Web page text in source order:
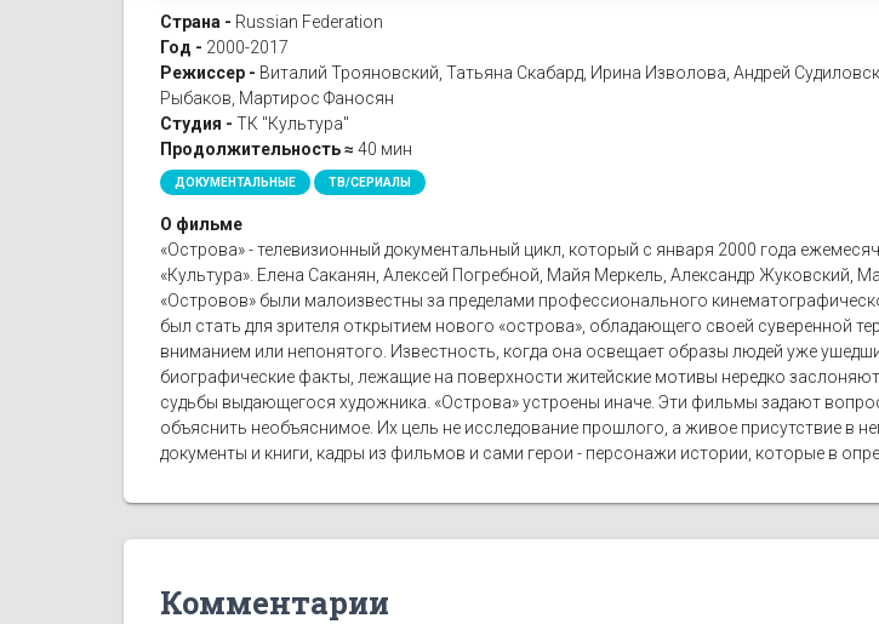
Страна - Russian Federation
Год - 2000-2017
Режиссер - Виталий Трояновский, Татьяна Скабард, Ирина Изволова, Андрей
Рыбаков, Мартирос Фаносян
Студия - ТК "Культура"
Продолжительность ≈ 40 мин
ДОКУМЕНТАЛЬНЫЕ ТВ/СЕРИАЛЫ
О фильме
«Острова» - телевизионный документальный цикл, который с января 2000 года
«Культура». Елена Саканян, Алексей Погребной, Майя Меркель, Александр Жуковский,
«Островов» были малоизвестны за пределами профессионального
был стать для зрителя открытием нового «острова», обладающего своей суверенной
вниманием или непонятого. Известность, когда она освещает образы людей уже
биографические факты, лежащие на поверхности житейские мотивы нередко
судьбы выдающегося художника. «Острова» устроены иначе. Эти фильмы задают
объяснить необъяснимое. Их цель не исследование прошлого, а живое присутствие в
документы и книги, кадры из фильмов и сами герои - персонажи истории, которые в
Комментарии